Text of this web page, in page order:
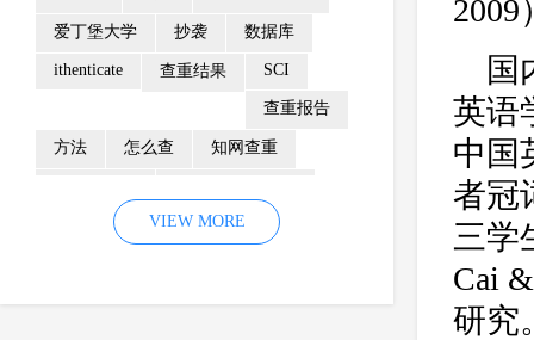
爱丁堡大学 抄袭 数据库
ithenticate 查重结果 SCI
查重报告
方法 怎么查 知网查重
颜色 相似性报告
essay IEEE 留学 课程
VIEW MORE
国
英语
中国
者冠
三学
Cai
研究